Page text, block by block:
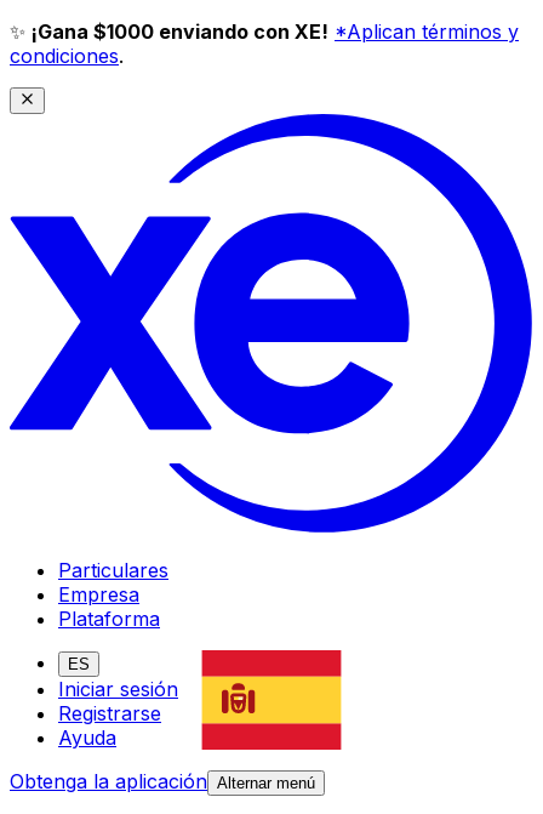
✨ ¡Gana $1000 enviando con XE! *Aplican términos y
condiciones.
Particulares
Empresa
Plataforma
ES
Iniciar sesión
Registrarse
Ayuda
Obtenga la aplicación Alternar menú